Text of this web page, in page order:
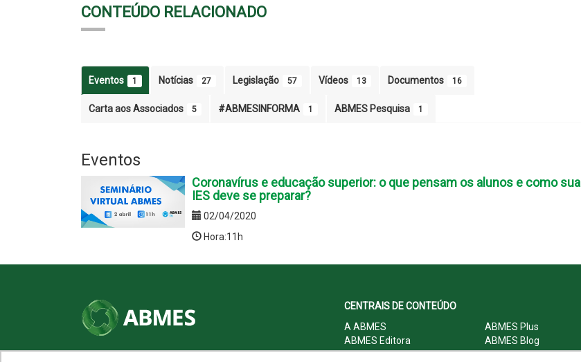
CONTEÚDO RELACIONADO
Eventos 1 Notícias 27 Legislação 57 Vídeos 13 Documentos 16
Carta aos Associados 5 #ABMESINFORMA 1 ABMES Pesquisa 1
Eventos
Coronavírus e educação superior: o que pensam os alunos e como sua
IES deve se preparar?
02/04/2020
Hora:11h
CENTRAIS DE CONTEÚDO
A ABMES
ABMES Plus
ABMES Editora
ABMES Blog
ABMES LInC
Legislação